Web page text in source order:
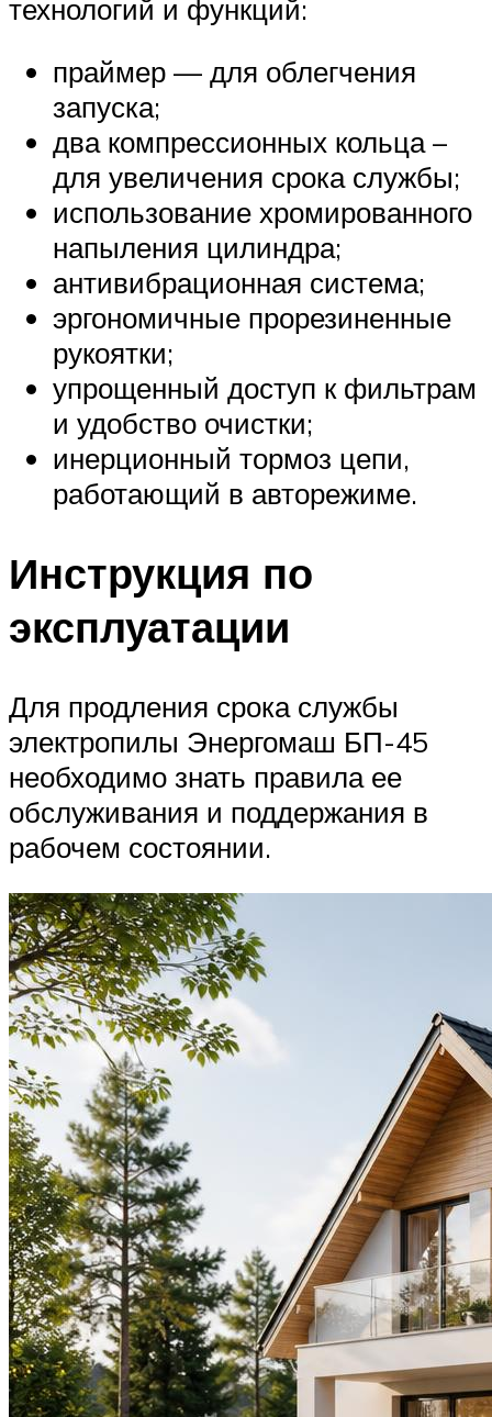
технологий и функций:
праймер — для облегчения
запуска;
два компрессионных кольца –
для увеличения срока службы;
использование хромированного
напыления цилиндра;
антивибрационная система;
эргономичные прорезиненные
рукоятки;
упрощенный доступ к фильтрам
и удобство очистки;
инерционный тормоз цепи,
работающий в авторежиме.
Инструкция по
эксплуатации
Для продления срока службы
электропилы Энергомаш БП-45
необходимо знать правила ее
обслуживания и поддержания в
рабочем состоянии.